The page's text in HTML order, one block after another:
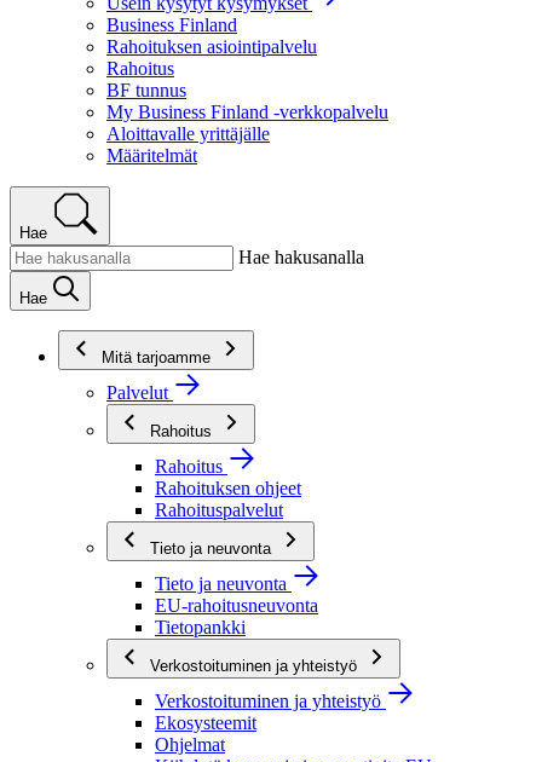
Business Finland
Rahoituksen asiointipalvelu
Rahoitus
BF tunnus
My Business Finland -verkkopalvelu
Aloittavalle yrittäjälle
Määritelmät
Hae
Hae hakusanalla
Hae
Mitä tarjoamme
Palvelut
Rahoitus
Rahoitus
Rahoituksen ohjeet
Rahoituspalvelut
Tieto ja neuvonta
Tieto ja neuvonta
EU-rahoitusneuvonta
Tietopankki
Verkostoituminen ja yhteistyö
Verkostoituminen ja yhteistyö
Ekosysteemit
Ohjelmat